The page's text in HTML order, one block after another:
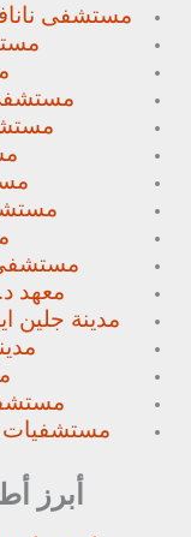
مستشفى
مستشفى
معهد
مدينة جلين
مستشفيات
أبرز